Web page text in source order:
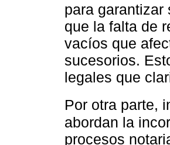
para
que la falta de
vacíos que
sucesorios.
legales que
Por otra parte,
abordan la
procesos